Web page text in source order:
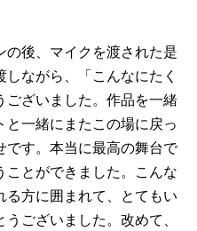
後、マイクを渡された是
ながら、「こんなにたく
ございました。作品を一緒
一緒にまたこの場に戻っ
す。本当に最高の舞台で
ことができました。こんな
方に囲まれて、とてもい
ございました。改めて、